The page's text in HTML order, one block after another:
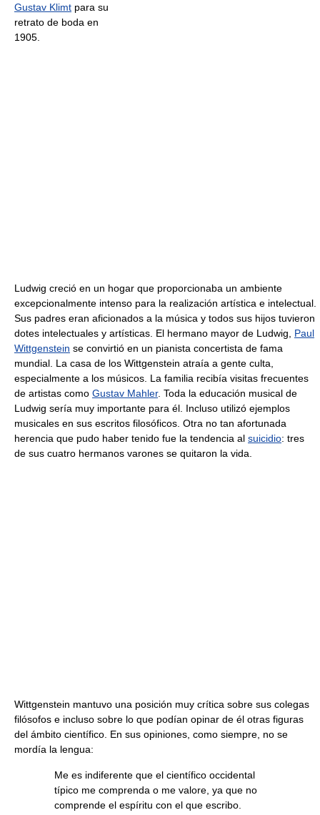
Gustav Klimt para su
retrato de boda en
1905.
Ludwig creció en un hogar que proporcionaba un ambiente
excepcionalmente intenso para la realización artística e intelectual.
Sus padres eran aficionados a la música y todos sus hijos tuvieron
dotes intelectuales y artísticas. El hermano mayor de Ludwig, Paul
Wittgenstein se convirtió en un pianista concertista de fama
mundial. La casa de los Wittgenstein atraía a gente culta,
especialmente a los músicos. La familia recibía visitas frecuentes
de artistas como Gustav Mahler. Toda la educación musical de
Ludwig sería muy importante para él. Incluso utilizó ejemplos
musicales en sus escritos filosóficos. Otra no tan afortunada
herencia que pudo haber tenido fue la tendencia al suicidio: tres
de sus cuatro hermanos varones se quitaron la vida.
Wittgenstein mantuvo una posición muy crítica sobre sus colegas
filósofos e incluso sobre lo que podían opinar de él otras figuras
del ámbito científico. En sus opiniones, como siempre, no se
mordía la lengua:
Me es indiferente que el científico occidental
típico me comprenda o me valore, ya que no
comprende el espíritu con el que escribo.